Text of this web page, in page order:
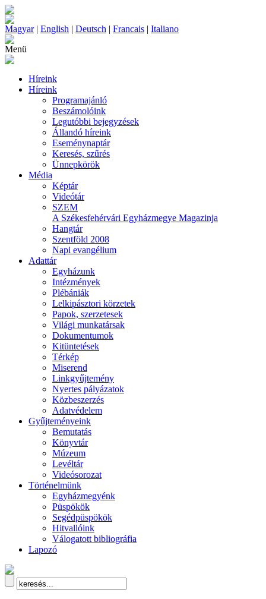
Magyar| English | Deutsch | Francais | Italiano
Menü
Híreink
Híreink
Programajánló
Beszámolóink
Legutóbbi bejegyzések
Állandó híreink
Eseménynaptár
Keresés, szűrés
Ünnepkörök
Média
Képtár
Videótár
SZEM
A Székesfehérvári Egyházmegye Magazinja
Hangtár
Szentföld 2008
Napi evangélium
Adattár
Egyházunk
Intézmények
Plébániák
Lelkipásztori körzetek
Papok, szerzetesek
Világi munkatársak
Dokumentumok
Kitüntetések
Térkép
Miserend
Linkgyűjtemény
Nyertes pályázatok
Közbeszerzés
Adatvédelem
Gyűjteményeink
Bemutatás
Könyvtár
Múzeum
Levéltár
Videósorozat
Történelmünk
Egyházmegyénk
Püspökök
Segédpüspökök
Hitvallóink
Válogatott bibliográfia
Lapozó